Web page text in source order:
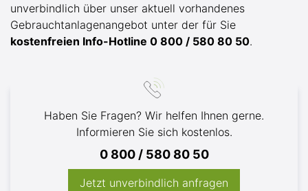
unverbindlich über unser aktuell vorhandenes
Gebrauchtanlagenangebot unter der für Sie
kostenfreien Info-Hotline 0 800 / 580 80 50.
Haben Sie Fragen? Wir helfen Ihnen gerne.
Informieren Sie sich kostenlos.
0 800 / 580 80 50
Jetzt unverbindlich anfragen